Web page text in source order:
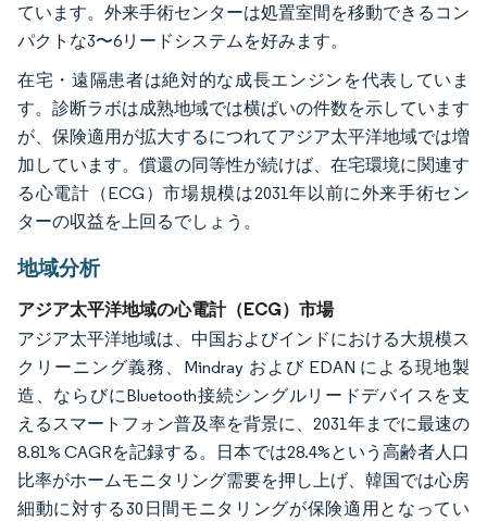
ています。外来手術センターは処置室間を移動できるコン
パクトな3〜6リードシステムを好みます。
在宅・遠隔患者は絶対的な成長エンジンを代表していま
す。診断ラボは成熟地域では横ばいの件数を示しています
が、保険適用が拡大するにつれてアジア太平洋地域では増
加しています。償還の同等性が続けば、在宅環境に関連す
る心電計（ECG）市場規模は2031年以前に外来手術セン
ターの収益を上回るでしょう。
地域分析
アジア太平洋地域の心電計（ECG）市場
アジア太平洋地域は、中国およびインドにおける大規模ス
クリーニング義務、Mindray および EDAN による現地製
造、ならびにBluetooth接続シングルリードデバイスを支
えるスマートフォン普及率を背景に、2031年までに最速の
8.81% CAGRを記録する。日本では28.4%という高齢者人口
比率がホームモニタリング需要を押し上げ、韓国では心房
細動に対する30日間モニタリングが保険適用となってい